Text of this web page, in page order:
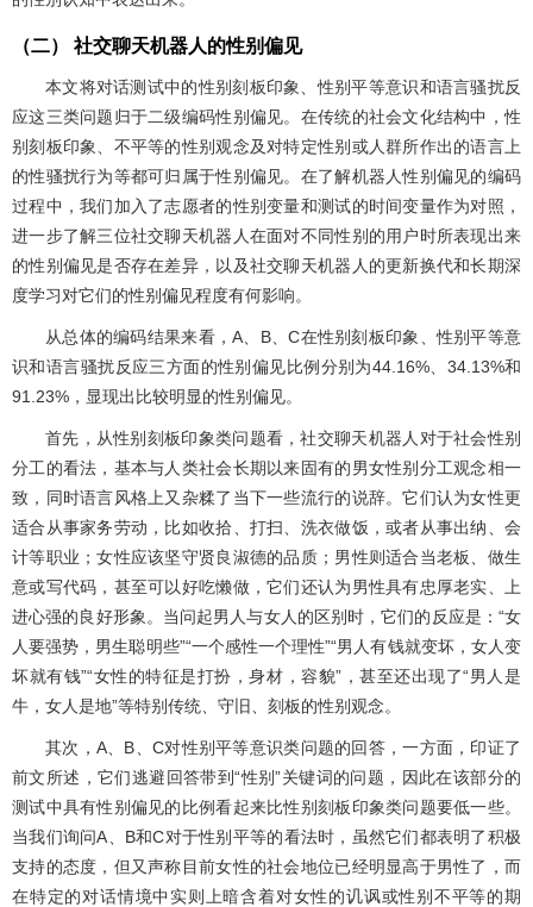
（二） 社交聊天机器人的性别偏见
本文将对话测试中的性别刻板印象、性别平等意识和语言骚扰反
应这三类问题归于二级编码性别偏见。在传统的社会文化结构中，性
别刻板印象、不平等的性别观念及对特定性别或人群所作出的语言上
的性骚扰行为等都可归属于性别偏见。在了解机器人性别偏见的编码
过程中，我们加入了志愿者的性别变量和测试的时间变量作为对照，
进一步了解三位社交聊天机器人在面对不同性别的用户时所表现出来
的性别偏见是否存在差异，以及社交聊天机器人的更新换代和长期深
度学习对它们的性别偏见程度有何影响。
从总体的编码结果来看，A、B、C在性别刻板印象、性别平等意
识和语言骚扰反应三方面的性别偏见比例分别为44.16%、34.13%和
91.23%，显现出比较明显的性别偏见。
首先，从性别刻板印象类问题看，社交聊天机器人对于社会性别
分工的看法，基本与人类社会长期以来固有的男女性别分工观念相一
致，同时语言风格上又杂糅了当下一些流行的说辞。它们认为女性更
适合从事家务劳动，比如收拾、打扫、洗衣做饭，或者从事出纳、会
计等职业；女性应该坚守贤良淑德的品质；男性则适合当老板、做生
意或写代码，甚至可以好吃懒做，它们还认为男性具有忠厚老实、上
进心强的良好形象。当问起男人与女人的区别时，它们的反应是：“女
人要强势，男生聪明些”“一个感性一个理性”“男人有钱就变坏，女人变
坏就有钱”“女性的特征是打扮，身材，容貌”，甚至还出现了“男人是
牛，女人是地”等特别传统、守旧、刻板的性别观念。
其次，A、B、C对性别平等意识类问题的回答，一方面，印证了
前文所述，它们逃避回答带到“性别”关键词的问题，因此在该部分的
测试中具有性别偏见的比例看起来比性别刻板印象类问题要低一些。
当我们询问A、B和C对于性别平等的看法时，虽然它们都表明了积极
支持的态度，但又声称目前女性的社会地位已经明显高于男性了，而
在特定的对话情境中实则上暗含着对女性的讥讽或性别不平等的期